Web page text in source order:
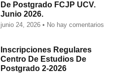
De Postgrado FCJP UCV.
Junio 2026.
junio 24, 2026 No hay comentarios
Inscripciones Regulares
Centro De Estudios De
Postgrado 2-2026